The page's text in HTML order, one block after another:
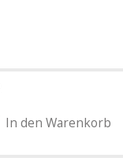
In den Warenkorb